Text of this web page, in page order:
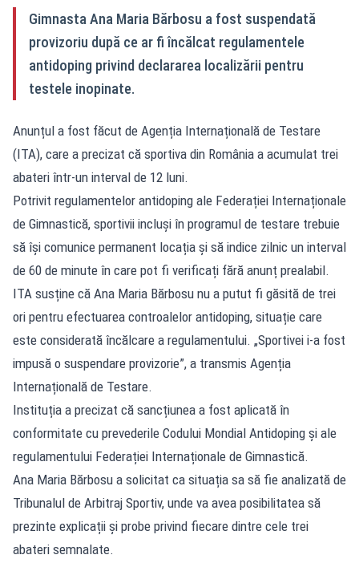
Gimnasta Ana Maria Bărbosu a fost suspendată
provizoriu după ce ar fi încălcat regulamentele
antidoping privind declararea localizării pentru
testele inopinate.
Anunțul a fost făcut de Agenția Internațională de Testare
(ITA), care a precizat că sportiva din România a acumulat trei
abateri într-un interval de 12 luni.
Potrivit regulamentelor antidoping ale Federației Internaționale
de Gimnastică, sportivii incluși în programul de testare trebuie
să își comunice permanent locația și să indice zilnic un interval
de 60 de minute în care pot fi verificați fără anunț prealabil.
ITA susține că Ana Maria Bărbosu nu a putut fi găsită de trei
ori pentru efectuarea controalelor antidoping, situație care
este considerată încălcare a regulamentului. „Sportivei i-a fost
impusă o suspendare provizorie”, a transmis Agenția
Internațională de Testare.
Instituția a precizat că sancțiunea a fost aplicată în
conformitate cu prevederile Codului Mondial Antidoping și ale
regulamentului Federației Internaționale de Gimnastică.
Ana Maria Bărbosu a solicitat ca situația sa să fie analizată de
Tribunalul de Arbitraj Sportiv, unde va avea posibilitatea să
prezinte explicații și probe privind fiecare dintre cele trei
abateri semnalate.